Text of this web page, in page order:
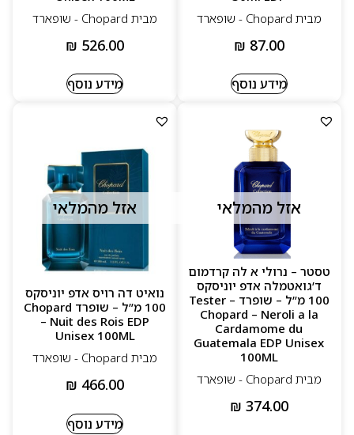
מבית Chopard‏ - שופארד
₪ 87.00
מידע נוסף
מבית Chopard‏ - שופארד
₪ 526.00
מידע נוסף
אזל מהמלאי
טסטר – נרולי א לה קרדמום
ד’גואטמלה אדפ יוניסקס
100 מ”ל – שופרד Tester –
Chopard – Neroli a la
Cardamome du
Guatemala EDP Unisex
100ML
מבית Chopard‏ - שופארד
₪ 374.00
אזל מהמלאי
נואיט דה רויס אדפ יוניסקס
100 מ”ל – שופרד Chopard
– Nuit des Rois EDP
Unisex 100ML
מבית Chopard‏ - שופארד
₪ 466.00
מידע נוסף